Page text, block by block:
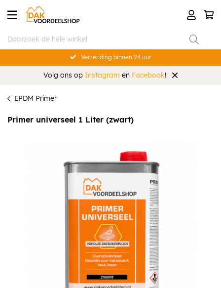
Verzending binnen 24 uur
Volg ons op Instagram en Facebook!
EPDM Primer
Primer universeel 1 Liter (zwart)